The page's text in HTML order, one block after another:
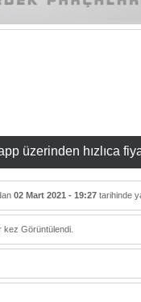
üzerinden hızlıca
02 Mart 2021 - 19:27tarihinde
kez Görüntülendi.